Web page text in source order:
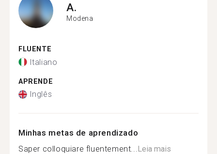
A.
Modena
FLUENTE
Italiano
APRENDE
Inglês
Minhas metas de aprendizado
Saper colloquiare fluentement...Leia mais